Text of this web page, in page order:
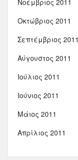
Νοέμβριος 2011
Οκτώβριος 2011
Σεπτέμβριος 2011
Αύγουστος 2011
Ιούλιος 2011
Ιούνιος 2011
Μάιος 2011
Απρίλιος 2011